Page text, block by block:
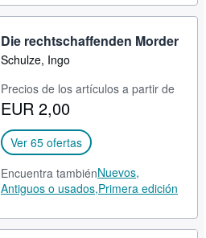
Die rechtschaffenden Morder
Schulze, Ingo
Precios de los artículos a partir de
EUR 2,00
Ver 65 ofertas
Encuentra tambiénNuevos,
Antiguos o usados,Primera edición